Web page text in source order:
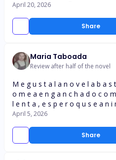
Share
April 20, 2026
Maria Taboada
Review after half of the novel
Share
M e g u s t a l a n o v e l a b a
o m e a e n g a n c h a d o c o
l e n t a , e s p e r o q u s e a n i
April 5, 2026